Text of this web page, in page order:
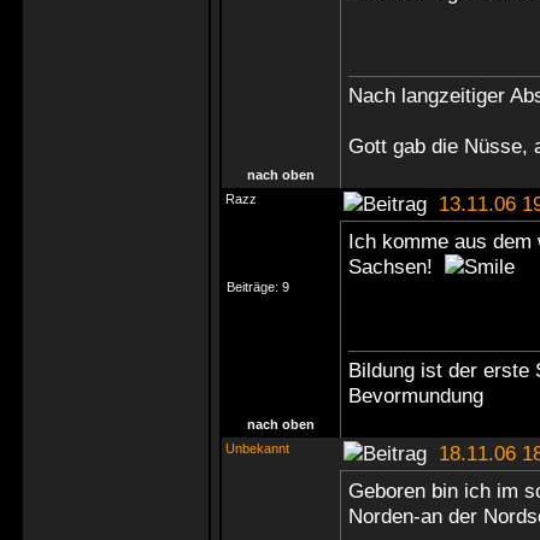
Nach langzeitiger
Gott gab die Nüsse,
nach oben
Razz
13.11.06
Beiträge: 9
Ich komme aus
Sachsen!
Bildung ist der erste
Bevormundung
nach oben
Unbekannt
18.11.06
Geboren bin ich im
Norden-an der